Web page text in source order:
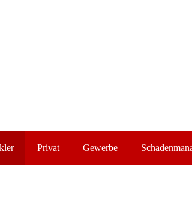
Privat Gewerbe